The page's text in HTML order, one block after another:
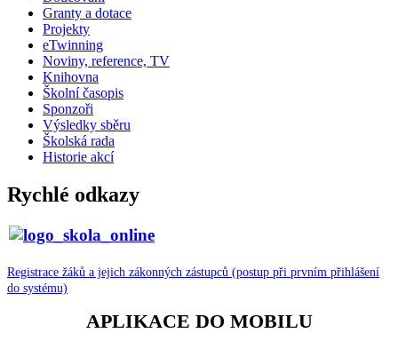
Granty a dotace
Projekty
eTwinning
Noviny, reference, TV
Knihovna
Školní časopis
Sponzoři
Výsledky sběru
Školská rada
Historie akcí
Rychlé odkazy
Registrace žáků a jejich zákonných zástupců (postup při prvním přihlášení
do systému)
APLIKACE DO MOBILU